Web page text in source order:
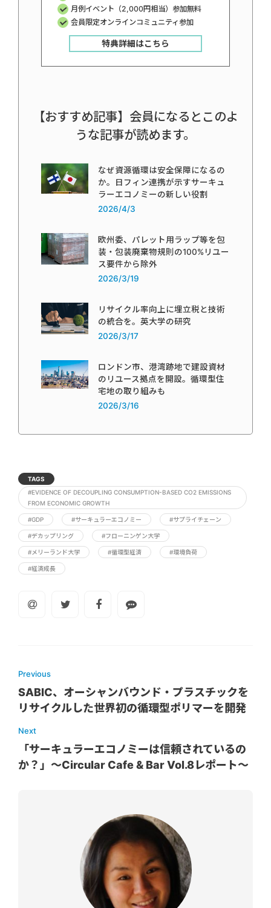
月例イベント（2,000円相当）参加無料
会員限定オンラインコミュニティ参加
特典詳細はこちら
【おすすめ記事】会員になるとこのよ
うな記事が読めます。
なぜ資源循環は安全保障になるの
か。日フィン連携が示すサーキュ
ラーエコノミーの新しい役割
2026/4/3
欧州委、パレット用ラップ等を包
装・包装廃棄物規則の100%リユー
ス要件から除外
2026/3/19
リサイクル率向上に埋立税と技術
の統合を。英大学の研究
2026/3/17
ロンドン市、港湾跡地で建設資材
のリユース拠点を開設。循環型住
宅地の取り組みも
2026/3/16
TAGS
#EVIDENCE OF DECOUPLING CONSUMPTION-BASED CO2 EMISSIONS
FROM ECONOMIC GROWTH
#GDP #サーキュラーエコノミー #サプライチェーン
#デカップリング #フローニンゲン大学
#メリーランド大学 #循環型経済 #環境負荷
#経済成長
Previous
SABIC、オーシャンバウンド・プラスチックを
リサイクルした世界初の循環型ポリマーを開発
Next
「サーキュラーエコノミーは信頼されているの
か？」〜Circular Cafe & Bar Vol.8レポート〜